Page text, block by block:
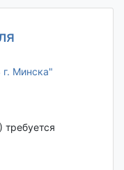
Минска"